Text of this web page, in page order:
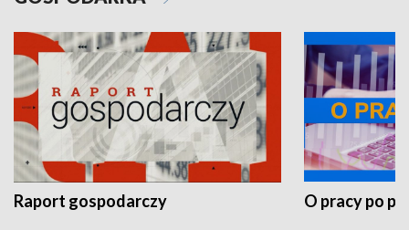
Raport gospodarczy O pracy po